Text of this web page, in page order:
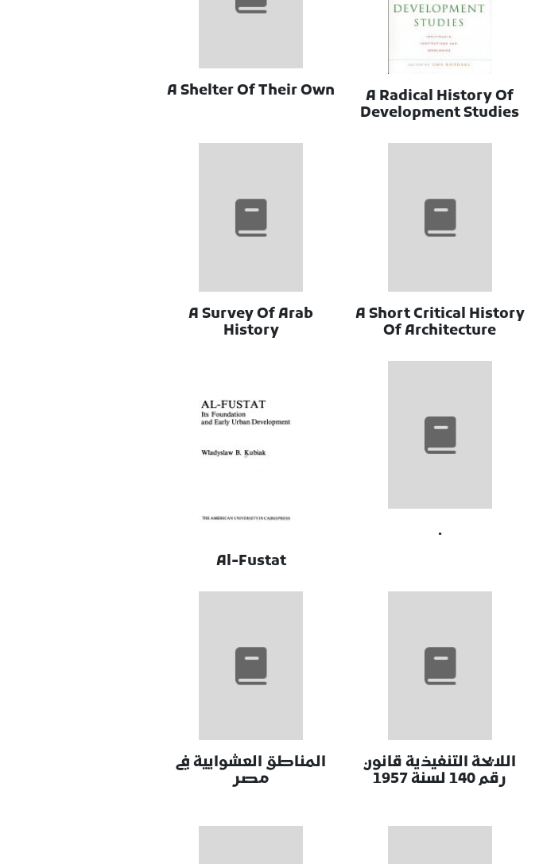
A Radical History Of
Development Studies
A Shelter Of Their Own
A Short Critical History
Of Architecture
A Survey Of Arab
History
.
Al-Fustat
اللايحة التنفيذية قانون
رقم 140 لسنة 1957
المناطق العشوايية في
مصر